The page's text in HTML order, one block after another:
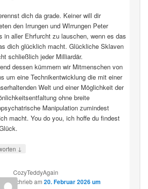
dich da grade. Keiner will dir
den Irrungen und WIrrungen Peter
in aller Ehrfurcht zu lauschen, wenn es das
dich glücklich macht. Glückliche Sklaven
schließlich jeder Milliardär.
dessen kümmern wir Mitmenschen von
um eine Technikentwicklung die mit einer
Welt und einer Möglichkeit der
ohne breite
Manipulation zumindest
macht. You do you, ich hoffe du findest
↓
CozyTeddyAgain
schriebam20. Februar 2026 um